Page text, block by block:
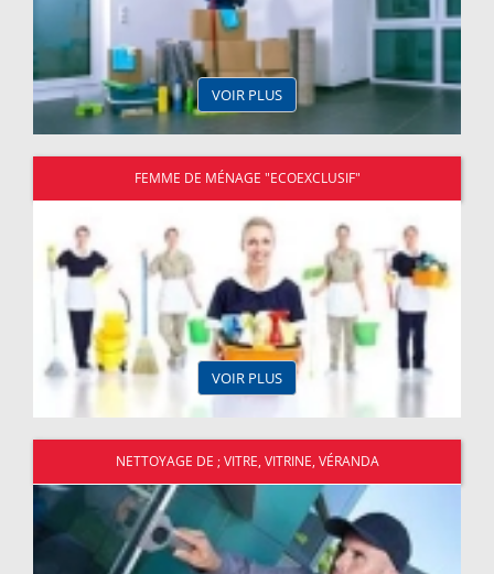
VOIR PLUS
FEMME DE MÉNAGE "ECOEXCLUSIF"
VOIR PLUS
NETTOYAGE DE ; VITRE, VITRINE, VÉRANDA